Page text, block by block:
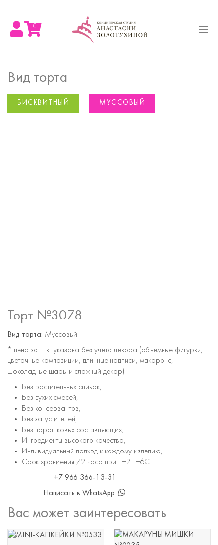
0
Вид торта
БИСКВИТНЫЙ МУССОВЫЙ
Торт №3078
Вид торта: Муссовый
* цена за 1 кг указана без учета декора (объемные фигурки,
цветочные композиции, длинные надписи, макаронс,
шоколадные шары и сложный декор)
Без растительных сливок,
Без сухих смесей,
Без консервантов,
Без загустителей,
Без порошковых составляющих,
Ингредиенты высокого качества,
Индивидуальный подход к каждому изделию,
Срок храниения 72 часа при t +2...+6С.
+7 966 366-13-31
Написать в WhatsApp
Вас может заинтересовать